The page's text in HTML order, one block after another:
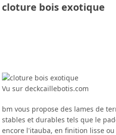
cloture bois exotique
Vu sur deckcaillebotis.com
bm vous propose des lames de
stables et durables tels que le
encore l'itauba, en finition lisse